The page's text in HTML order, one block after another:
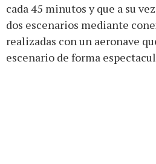
cada 45 minutos y que a su
dos escenarios mediante
realizadas con un aeronave
escenario de forma